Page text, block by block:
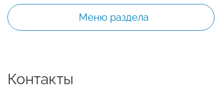
Меню раздела
Контакты